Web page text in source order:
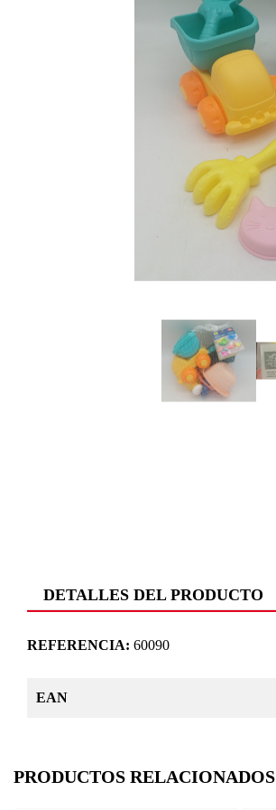
DETALLES DEL PRODUCTO
REFERENCIA: 60090
EAN
PRODUCTOS RELACIONADOS